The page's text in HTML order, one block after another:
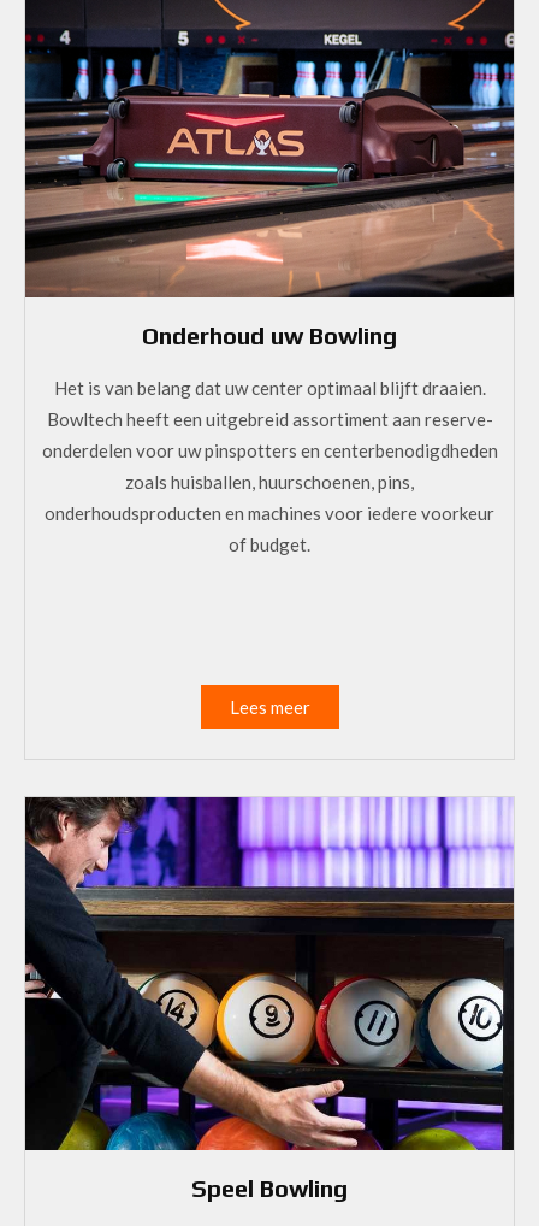
Onderhoud uw Bowling
Het is van belang dat uw center optimaal blijft draaien.
Bowltech heeft een uitgebreid assortiment aan reserve-
onderdelen voor uw pinspotters en centerbenodigdheden
zoals huisballen, huurschoenen, pins,
onderhoudsproducten en machines voor iedere voorkeur
of budget.
Lees meer
Speel Bowling